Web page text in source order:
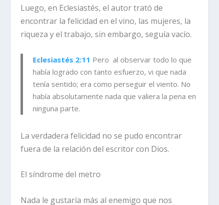
Luego, en Eclesiastés, el autor trató de
encontrar la felicidad en el vino, las mujeres, la
riqueza y el trabajo, sin embargo, seguía vacío.
Eclesiastés 2:11 Pero al observar todo lo que
había logrado con tanto esfuerzo, vi que nada
tenía sentido; era como perseguir el viento. No
había absolutamente nada que valiera la pena en
ninguna parte.
La verdadera felicidad no se pudo encontrar
fuera de la relación del escritor con Dios.
El síndrome del metro
Nada le gustaría más al enemigo que nos